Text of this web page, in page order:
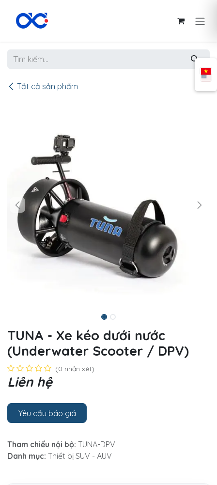
Tất cả sản phẩm
TUNA - Xe kéo dưới nước
(Underwater Scooter / DPV)
(0 nhận xét)
Liên hệ
Yêu cầu báo giá
Tham chiếu nội bộ: TUNA-DPV
Danh mục: Thiết bị SUV - AUV